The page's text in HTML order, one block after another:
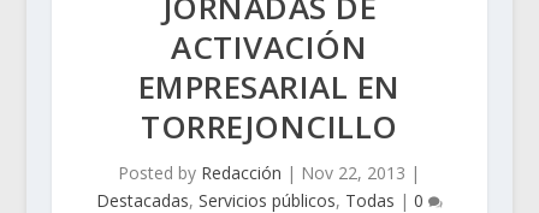
ACTIVACIÓN
EMPRESARIAL EN
TORREJONCILLO
Posted by Redacción | Nov 22, 2013 |
Destacadas, Servicios públicos, Todas | 0